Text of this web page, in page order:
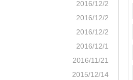
2016/12/2
2016/12/2
2016/12/2
2016/12/1
2016/11/21
2015/12/14